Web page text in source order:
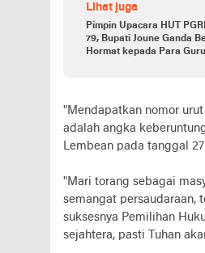
Lihat juga
Pimpin Upacara HUT
79, Bupati Joune Ganda
Hormat kepada Para Guru
"Mendapatkan nomor
adalah angka
Lembean pada tanggal
"Mari torang sebagai
semangat persaudaraan,
suksesnya Pemilihan
sejahtera, pasti Tuhan